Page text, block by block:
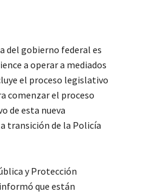
del gobierno federal es
a operar a mediados
el proceso legislativo
comenzar el proceso
de esta nueva
transición de la Policía
y Protección
que están